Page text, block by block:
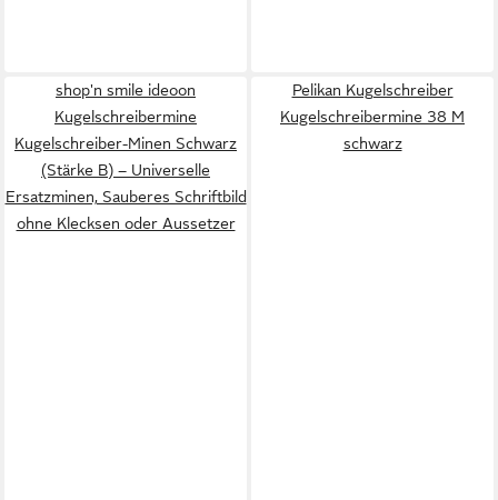
shop'n smile ideoon
Kugelschreibermine
Kugelschreiber-Minen Schwarz
(Stärke B) – Universelle
Ersatzminen, Sauberes Schriftbild
ohne Klecksen oder Aussetzer
Pelikan Kugelschreiber
Kugelschreibermine 38 M
schwarz